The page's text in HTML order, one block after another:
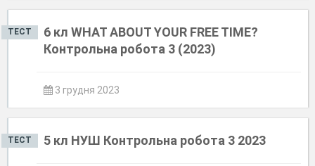
ТЕСТ
6 кл WHAT ABOUT YOUR FREE TIME?
Контрольна робота 3 (2023)
3 грудня 2023
ТЕСТ 5 кл НУШ Контрольна робота 3 2023